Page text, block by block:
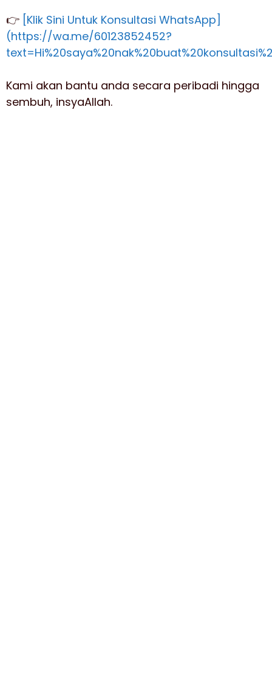
👉 [Klik Sini Untuk Konsultasi WhatsApp]
(https://wa.me/60123852452?
Kami akan bantu anda secara peribadi hingga
sembuh, insyaAllah.